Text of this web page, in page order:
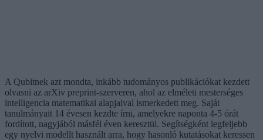
A Qubitnek azt mondta, inkább tudományos publikációkat kezdett
olvasni az arXiv preprint-szerveren, ahol az elméleti mesterséges
intelligencia matematikai alapjaival ismerkedett meg. Saját
tanulmányait 14 évesen kezdte írni, amelyekre naponta 4-5 órát
fordított, nagyjából másfél éven keresztül. Segítségként legfeljebb
egy nyelvi modellt használt arra, hogy hasonló kutatásokat keressen